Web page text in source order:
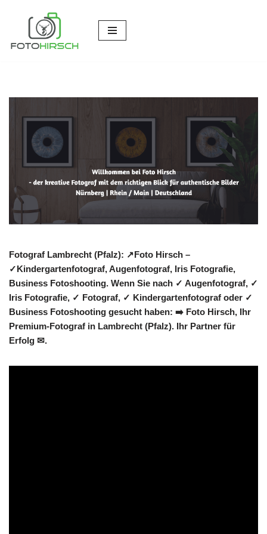
Inhalt
Fotograf Lambrecht (Pfalz): ↗️Foto Hirsch –
✓Kindergartenfotograf, Augenfotograf, Iris Fotografie,
Business Fotoshooting. Wenn Sie nach ✓ Augenfotograf, ✓
Iris Fotografie, ✓ Fotograf, ✓ Kindergartenfotograf oder ✓
Business Fotoshooting gesucht haben: ➡️ Foto Hirsch, Ihr
Premium-Fotograf in Lambrecht (Pfalz). Ihr Partner für
Erfolg ✉.